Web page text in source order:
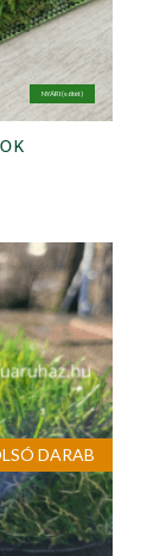
NYÁRI (sötét)
DARAB